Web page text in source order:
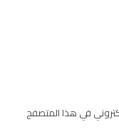
في هذا المتصفح